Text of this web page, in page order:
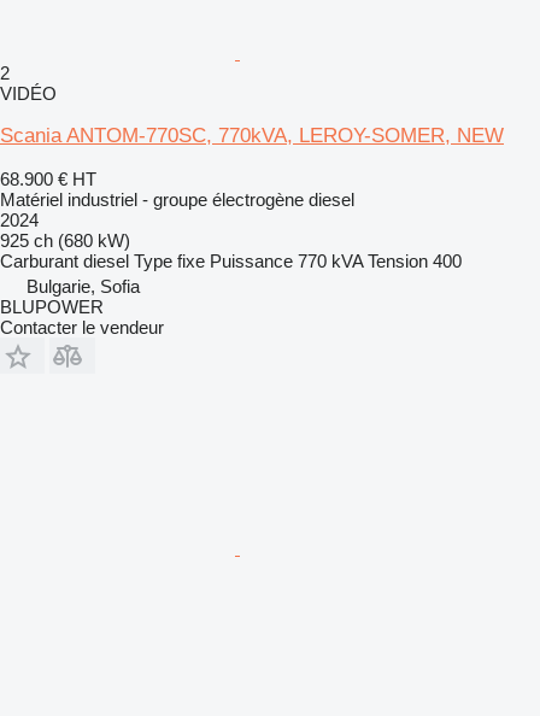
2
VIDÉO
Scania ANTOM-770SC, 770kVA, LEROY-SOMER, NEW
68.900 € HT
Matériel industriel - groupe électrogène diesel
2024
925 ch (680 kW)
Carburant diesel Type fixe Puissance 770 kVA Tension 400
Bulgarie, Sofia
BLUPOWER
Contacter le vendeur